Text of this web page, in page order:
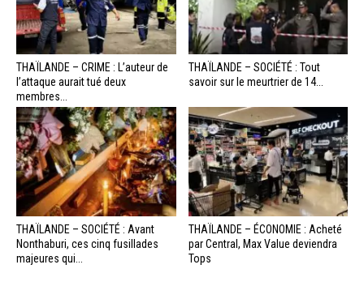
THAÏLANDE – CRIME : L’auteur de
l’attaque aurait tué deux
membres...
THAÏLANDE – SOCIÉTÉ : Tout
savoir sur le meurtrier de 14...
THAÏLANDE – SOCIÉTÉ : Avant
Nonthaburi, ces cinq fusillades
majeures qui...
THAÏLANDE – ÉCONOMIE : Acheté
par Central, Max Value deviendra
Tops